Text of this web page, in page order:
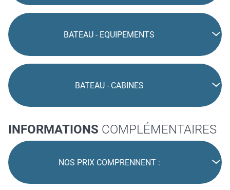
BATEAU - EQUIPEMENTS
BATEAU - CABINES
INFORMATIONS COMPLÉMENTAIRES
NOS PRIX COMPRENNENT :